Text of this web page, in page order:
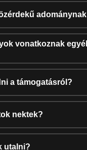
vonatkoznak
a támogatásról?
nektek?
utalni?